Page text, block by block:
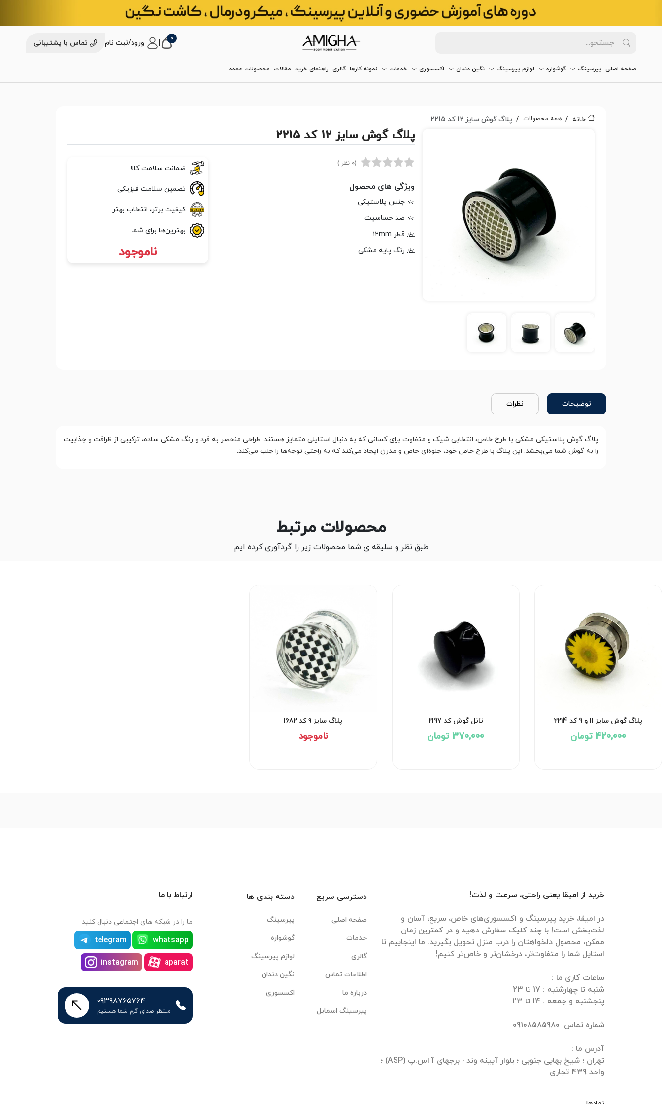
0 ورود/ثبت نام تماس با پشتیبانی
صفحه اصلی پیرسینگ گوشواره لوازم پیرسینگ نگین دندان اکسسوری خدمات نمونه کارها گالری راهنمای خرید مقالات محصولات عمده
خانه همه محصولات پلاگ گوش سایز 12 کد 2215
پلاگ گوش سایز 12 کد 2215
(0 نظر )
ویژگی های محصول
جنس پلاستیکی
ضد حساسیت
قطر ۱۲mm
رنگ پایه مشکی
ضمانت سلامت کالا
تضمین سلامت فیزیکی
کیفیت برتر، انتخاب بهتر
بهترین‌ها برای شما
ناموجود
توضیحات نظرات
پلاگ گوش پلاستیکی مشکی با طرح خاص، انتخابی شیک و متفاوت برای کسانی که به دنبال استایلی متمایز هستند. طراحی منحصر به فرد و رنگ مشکی ساده، ترکیبی از ظرافت و جذابیت
را به گوش شما می‌بخشد. این پلاگ با طرح خاص خود، جلوه‌ای خاص و مدرن ایجاد می‌کند که به راحتی توجه‌ها را جلب می‌کند.
محصولات مرتبط
طبق نظر و سلیقه ی شما محصولات زیر را گردآوری کرده ایم
پلاگ گوش سایز 11 و 9 کد 2214
420,000 تومان
تانل گوش کد 2197
370,000 تومان
پلاگ سایز ۹ کد 1682
ناموجود
خرید از امیقا یعنی راحتی، سرعت و لذت!
در امیقا، خرید پیرسینگ و اکسسوری‌های خاص، سریع، آسان و
لذت‌بخش است! با چند کلیک سفارش دهید و در کمترین زمان
ممکن، محصول دلخواهتان را درب منزل تحویل بگیرید. ما اینجاییم تا
تهران ؛ شیخ بهایی جنوبی ؛ بلوار آیینه وند ؛ برجهای آ.اس.پ (ASP) ؛
واحد 439 تجاری
دسترسی سریع
صفحه اصلی
خدمات
گالری
اطلاعات تماس
درباره ما
پیرسینگ اسمایل
دسته بندی ها
پیرسینگ
گوشواره
لوازم پیرسینگ
نگین دندان
اکسسوری
ارتباط با ما
ما را در شبکه های اجتماعی دنبال کنید
whatsapp
telegram
aparat
instagram
۰۹۳۹۸۷۶۵۷۶۴
منتظر صدای گرم شما هستیم